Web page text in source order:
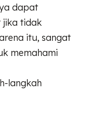
dapat
jika tidak
itu, sangat
memahami
langkah